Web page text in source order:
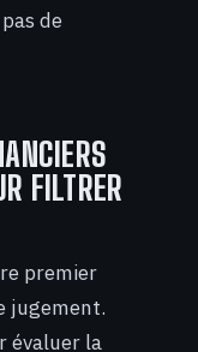
de
FILTRER
premier
jugement.
évaluer la